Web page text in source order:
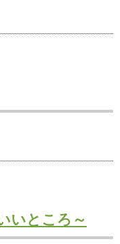
業
いところ～